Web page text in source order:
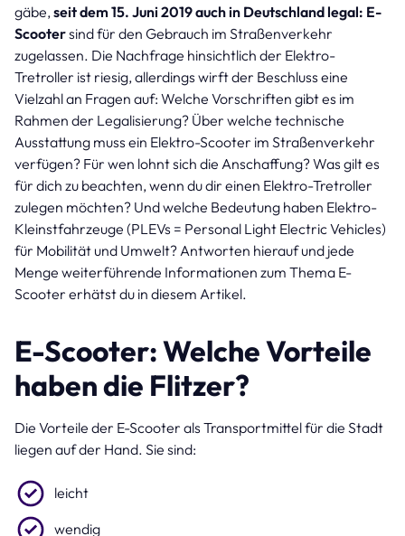
gäbe, seit dem 15. Juni 2019 auch in Deutschland legal: E-
Scootersind für den Gebrauch im Straßenverkehr
zugelassen. Die Nachfrage hinsichtlich der Elektro-
Tretroller ist riesig, allerdings wirft der Beschluss eine
Vielzahl an Fragen auf: Welche Vorschriften gibt es im
Rahmen der Legalisierung? Über welche technische
Ausstattung muss ein Elektro-Scooter im Straßenverkehr
verfügen? Für wen lohnt sich die Anschaffung? Was gilt es
für dich zu beachten, wenn du dir einen Elektro-Tretroller
zulegen möchten? Und welche Bedeutung haben Elektro-
Kleinstfahrzeuge (PLEVs = Personal Light Electric Vehicles)
für Mobilität und Umwelt? Antworten hierauf und jede
Menge weiterführende Informationen zum Thema E-
Scooter erhätst du in diesem Artikel.
E-Scooter: Welche Vorteile
haben die Flitzer?
Die Vorteile der E-Scooter als Transportmittel für die Stadt
liegen auf der Hand. Sie sind:
leicht
wendig